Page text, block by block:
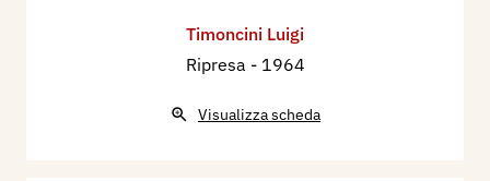
Timoncini Luigi
Ripresa - 1964
Visualizza scheda